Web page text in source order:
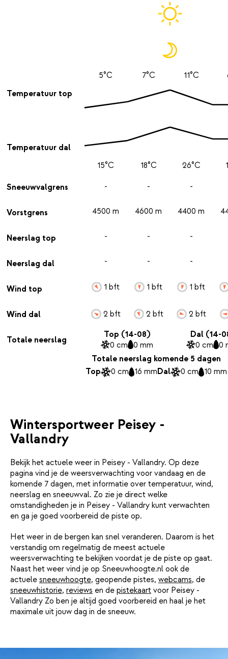
Temperatuur top
Temperatuur dal
Sneeuwvalgrens
Vorstgrens
Neerslag top
Neerslag dal
Wind top
Wind dal
Totale neerslag
5°C
15°C
-
4500 m
-
-
1 bft
2 bft
7°C
18°C
-
4600 m
-
-
1 bft
2 bft
11°C
26°C
-
4400 m
-
-
1 bft
2 bft
Top (14-08)
0 cm 0 mm
Dal (14-
0 cm 0
Totale neerslag komende 5 dagen
Top
0 cm 16 mmDal 0 cm 10 mm
Wintersportweer Peisey -
Vallandry
Bekijk het actuele weer in Peisey - Vallandry. Op deze
pagina vind je de weersverwachting voor vandaag en de
komende 7 dagen, met informatie over temperatuur, wind,
neerslag en sneeuwval. Zo zie je direct welke
omstandigheden je in Peisey - Vallandry kunt verwachten
en ga je goed voorbereid de piste op.
Het weer in de bergen kan snel veranderen. Daarom is het
verstandig om regelmatig de meest actuele
weersverwachting te bekijken voordat je de piste op gaat.
Naast het weer vind je op Sneeuwhoogte.nl ook de
actuele sneeuwhoogte, geopende pistes, webcams, de
sneeuwhistorie, reviews en de pistekaart voor Peisey -
Vallandry Zo ben je altijd goed voorbereid en haal je het
maximale uit jouw dag in de sneeuw.